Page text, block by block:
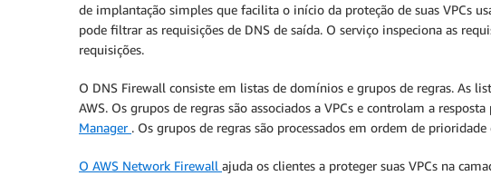
de implantação simples que facilita o início da proteção de suas VPCs
pode filtrar as requisições de DNS de saída. O serviço inspeciona as
requisições.
O DNS Firewall consiste em listas de domínios e grupos de regras. As
AWS. Os grupos de regras são associados a VPCs e controlam a
Manager . Os grupos de regras são processados em ordem de
O AWS Network Firewall ajuda os clientes a proteger suas VPCs na